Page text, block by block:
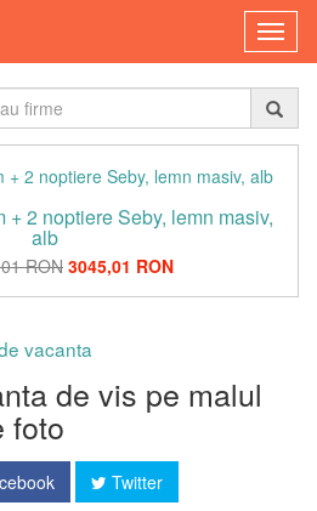
+ 2 noptiere Seby, lemn masiv,
alb
RON3045,01 RON
vacanta
de vis pe malul
foto
Twitter